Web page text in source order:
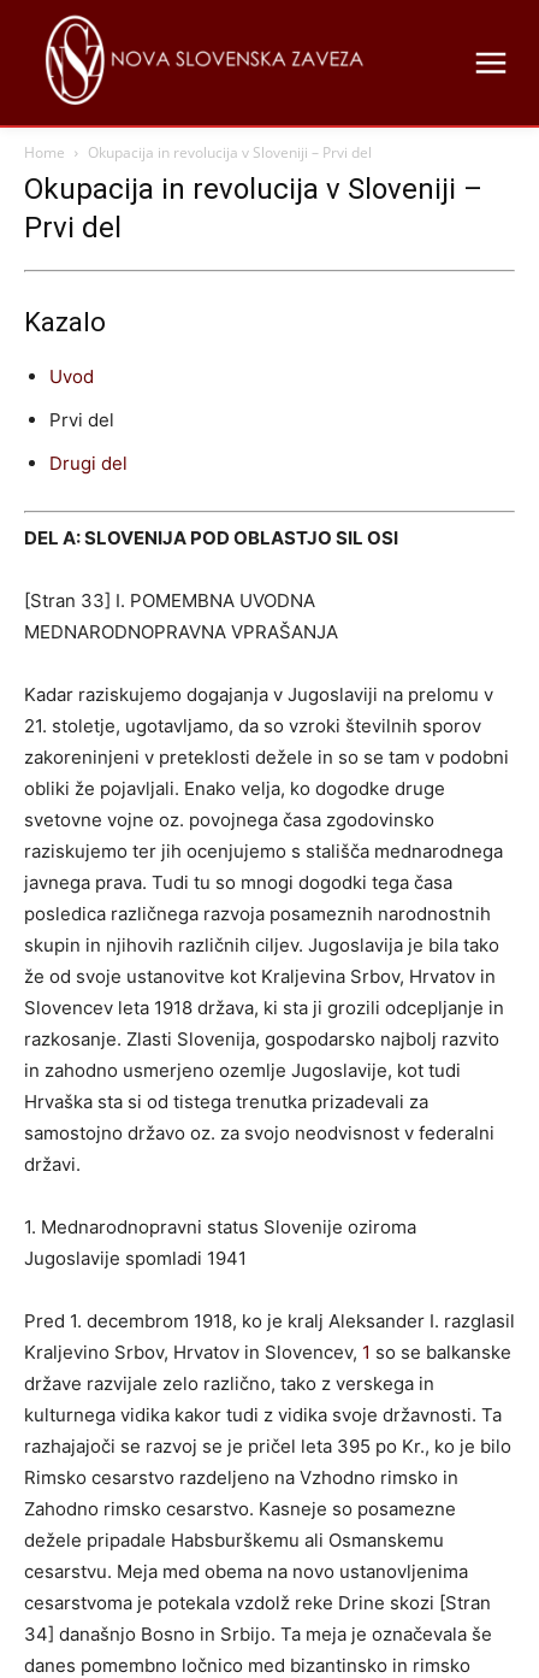
Home Okupacija in revolucija v Sloveniji – Prvi del
Okupacija in revolucija v Sloveniji –
Prvi del
Kazalo
Uvod
Prvi del
Drugi del
DEL A: SLOVENIJA POD OBLASTJO SIL OSI
[Stran 33] I. POMEMBNA UVODNA
MEDNARODNOPRAVNA VPRAŠANJA
Kadar raziskujemo dogajanja v Jugoslaviji na prelomu v
21. stoletje, ugotavljamo, da so vzroki številnih sporov
zakoreninjeni v preteklosti dežele in so se tam v podobni
obliki že pojavljali. Enako velja, ko dogodke druge
svetovne vojne oz. povojnega časa zgodovinsko
raziskujemo ter jih ocenjujemo s stališča mednarodnega
javnega prava. Tudi tu so mnogi dogodki tega časa
posledica različnega razvoja posameznih narodnostnih
skupin in njihovih različnih ciljev. Jugoslavija je bila tako
že od svoje ustanovitve kot Kraljevina Srbov, Hrvatov in
Slovencev leta 1918 država, ki sta ji grozili odcepljanje in
razkosanje. Zlasti Slovenija, gospodarsko najbolj razvito
in zahodno usmerjeno ozemlje Jugoslavije, kot tudi
Hrvaška sta si od tistega trenutka prizadevali za
samostojno državo oz. za svojo neodvisnost v federalni
državi.
1. Mednarodnopravni status Slovenije oziroma
Jugoslavije spomladi 1941
Pred 1. decembrom 1918, ko je kralj Aleksander I. razglasil
Kraljevino Srbov, Hrvatov in Slovencev, 1 so se balkanske
države razvijale zelo različno, tako z verskega in
kulturnega vidika kakor tudi z vidika svoje državnosti. Ta
razhajajoči se razvoj se je pričel leta 395 po Kr., ko je bilo
Rimsko cesarstvo razdeljeno na Vzhodno rimsko in
Zahodno rimsko cesarstvo. Kasneje so posamezne
dežele pripadale Habsburškemu ali Osmanskemu
cesarstvu. Meja med obema na novo ustanovljenima
cesarstvoma je potekala vzdolž reke Drine skozi [Stran
34] današnjo Bosno in Srbijo. Ta meja je označevala še
danes pomembno ločnico med bizantinsko in rimsko